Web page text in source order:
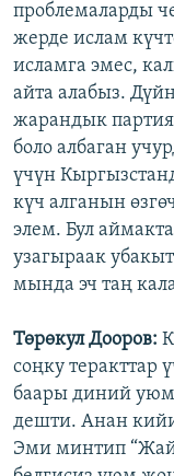
проблемаларды
жерде ислам
исламга эмес,
айта алабыз.
жарандык
боло албаган
үчүн
күч алганын
элем. Бул
узагыраак
мында эч таң
Төрөкул Дооров:
соңку теракттар
баары диний
дешти. Анан
Эми минтип